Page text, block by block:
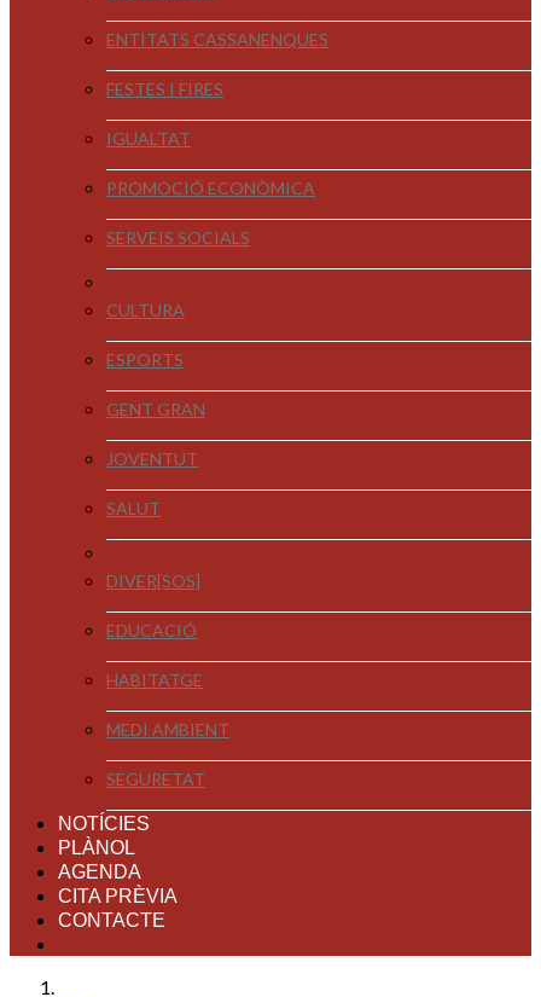
ENTITATS CASSANENQUES
FESTES I FIRES
IGUALTAT
PROMOCIÓ ECONÒMICA
SERVEIS SOCIALS
CULTURA
ESPORTS
GENT GRAN
JOVENTUT
SALUT
DIVER[SOS]
EDUCACIÓ
HABITATGE
MEDI AMBIENT
SEGURETAT
NOTÍCIES
PLÀNOL
AGENDA
CITA PRÈVIA
CONTACTE